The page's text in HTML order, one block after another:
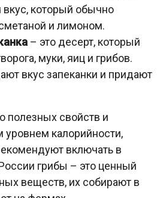
который обычно
и лимоном.
– это десерт, который
муки, яиц и грибов.
вкус запеканки и придают
полезных свойств и
уровнем калорийности,
включать в
грибы – это ценный
веществ, их собирают в